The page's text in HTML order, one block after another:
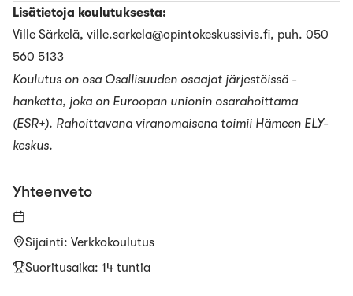
Lisätietoja koulutuksesta:
Ville Särkelä, ville.sarkela@opintokeskussivis.fi, puh. 050
560 5133
Koulutus on osa Osallisuuden osaajat järjestöissä -
hanketta, joka on Euroopan unionin osarahoittama
(ESR+). Rahoittavana viranomaisena toimii Hämeen ELY-
keskus.
Yhteenveto
Sijainti: Verkkokoulutus
Suoritusaika: 14 tuntia